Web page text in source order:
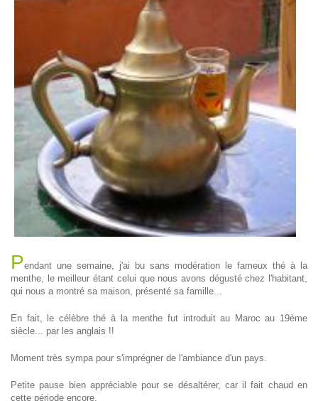
Pendant une semaine, j'ai bu sans modération le fameux thé à la
menthe, le meilleur étant celui que nous avons dégusté chez l'habitant,
qui nous a montré sa maison, présenté sa famille...
En fait, le célèbre thé à la menthe fut introduit au Maroc au 19ème
siècle... par les anglais !!
Moment très sympa pour s'imprégner de l'ambiance d'un pays.
Petite pause bien appréciable pour se désaltérer, car il fait chaud en
cette période encore.